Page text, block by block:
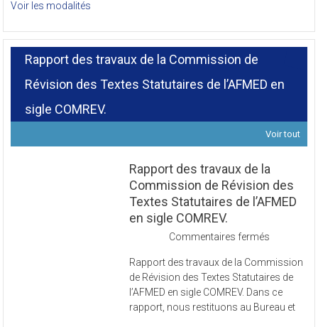
Voir les modalités
Rapport des travaux de la Commission de
Révision des Textes Statutaires de l’AFMED en
sigle COMREV.
Voir tout
Rapport des travaux de la
Commission de Révision des
Textes Statutaires de l’AFMED
en sigle COMREV.
Commentaires fermés
des
travaux
de
la
Rapport des travaux de la Commission
de Révision des Textes Statutaires de
l’AFMED en sigle COMREV. Dans ce
rapport, nous restituons au Bureau et